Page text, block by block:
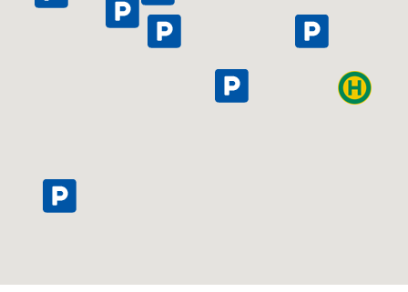
Freizeit + Sport